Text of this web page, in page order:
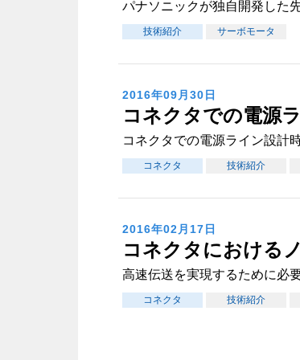
パナソニックが独自開発した
技術紹介 サーボモータ
2016年09月30日
コネクタでの電源
コネクタでの電源ライン設計
コネクタ 技術紹介
2016年02月17日
コネクタにおける
高速伝送を実現するために必
コネクタ 技術紹介